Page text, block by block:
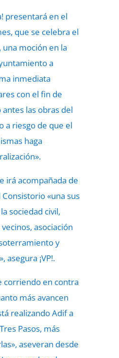
presentará en el
que se celebra el
moción en la
a
inmediata
con el fin de
las obras del
a riesgo de que el
haga
irá acompañada de
«una sus
sociedad civil,
asociación
y
asegura ¡VP!.
corriendo en contra
más avancen
realizando Adif a
Pasos, más
aseveran desde